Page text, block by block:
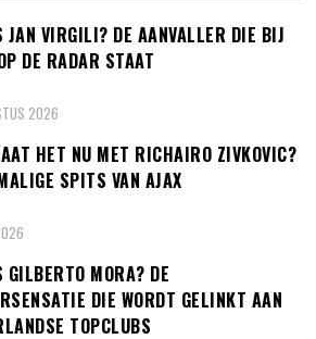
JAN VIRGILI? DE AANVALLER DIE BIJ
DE RADAR STAAT
2026
HET NU MET RICHAIRO ZIVKOVIC?
SPITS VAN AJAX
GILBERTO MORA? DE
DIE WORDT GELINKT AAN
TOPCLUBS